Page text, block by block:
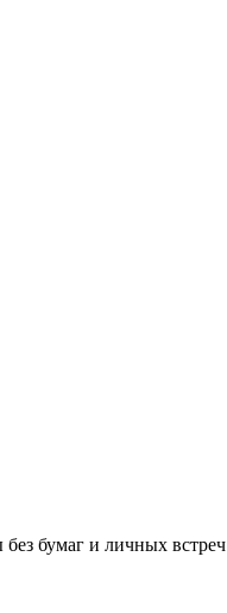
бумаг и личных встреч